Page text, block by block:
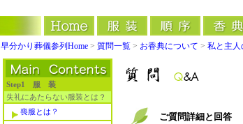
早分かり葬儀参列Home > 質問一覧 > お香典について > 私と主人
Step1 服 装
失礼にあたらない服装とは？
喪服とは？
ご質問詳細と回答